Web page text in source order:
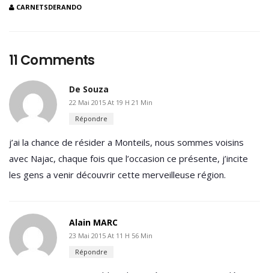
CARNETSDERANDO
11 Comments
De Souza
22 Mai 2015 At 19 H 21 Min
Répondre
j’ai la chance de résider a Monteils, nous sommes voisins
avec Najac, chaque fois que l’occasion ce présente, j’incite
les gens a venir découvrir cette merveilleuse région.
Alain MARC
23 Mai 2015 At 11 H 56 Min
Répondre